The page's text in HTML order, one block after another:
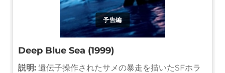
予告編
Deep Blue Sea (1999)
説明: 遺伝子操作されたサメの暴走を描いたSFホラ